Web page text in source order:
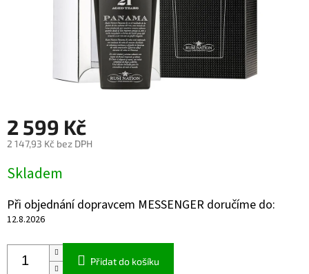
2 599 Kč
2 147,93 Kč bez DPH
cena:
Skladem
Při objednání dopravcem MESSENGER doručíme do:
12.8.2026
Přidat do košíku